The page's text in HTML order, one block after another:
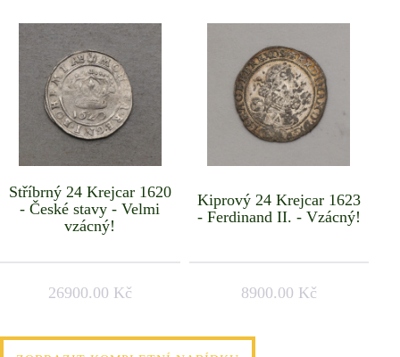
Stříbrný 24 Krejcar 1620
- České stavy - Velmi
vzácný!
26900.00 Kč
Kiprový 24 Krejcar 1623
- Ferdinand II. - Vzácný!
8900.00 Kč